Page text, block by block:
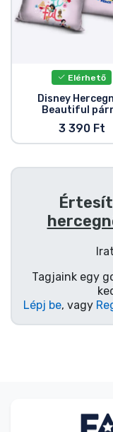
Elérhető
Disney
Beautiful
3 390 Ft
Tagjaink egy
Lépj be, vagy
Sorozatos
Mesés
Animés
Gamer
Sportos
Zenés